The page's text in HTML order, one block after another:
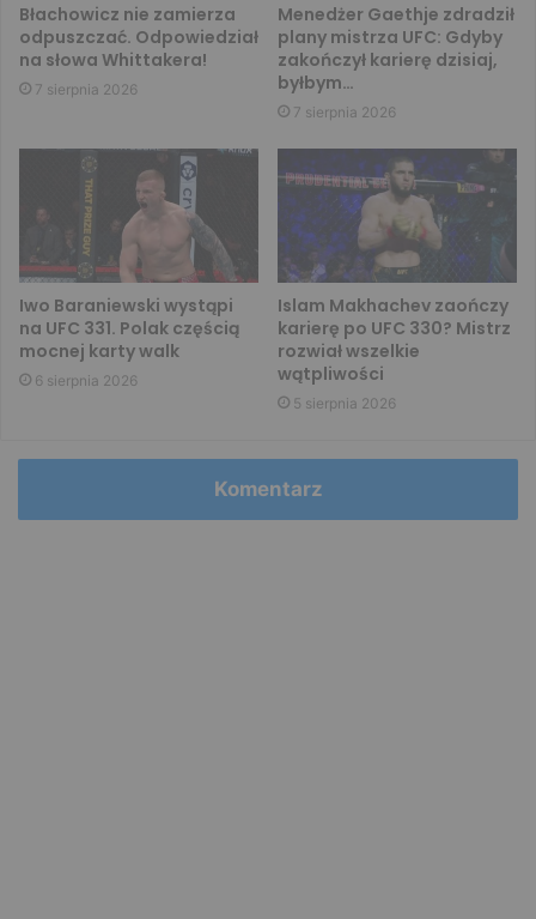
Błachowicz nie zamierza
odpuszczać. Odpowiedział
na słowa Whittakera!
7 sierpnia 2026
Menedżer Gaethje zdradził
plany mistrza UFC: Gdyby
zakończył karierę dzisiaj,
byłbym…
7 sierpnia 2026
Iwo Baraniewski wystąpi
na UFC 331. Polak częścią
mocnej karty walk
6 sierpnia 2026
Islam Makhachev zaończy
karierę po UFC 330? Mistrz
rozwiał wszelkie
wątpliwości
5 sierpnia 2026
Komentarz